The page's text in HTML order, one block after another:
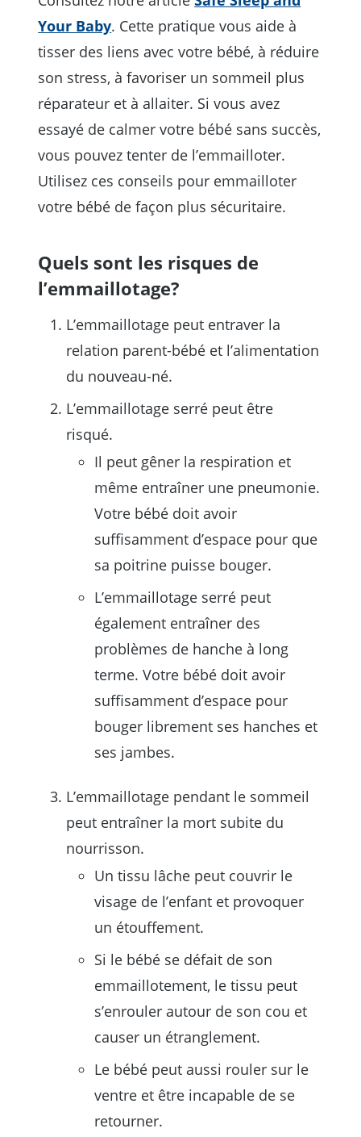
Your Baby. Cette pratique vous aide à
tisser des liens avec votre bébé, à réduire
son stress, à favoriser un sommeil plus
réparateur et à allaiter. Si vous avez
essayé de calmer votre bébé sans succès,
vous pouvez tenter de l’emmailloter.
Utilisez ces conseils pour emmailloter
votre bébé de façon plus sécuritaire.
Quels sont les risques de
l’emmaillotage?
L’emmaillotage peut entraver la
relation parent-bébé et l’alimentation
du nouveau-né.
L’emmaillotage serré peut être
risqué.
Il peut gêner la respiration et
même entraîner une pneumonie.
Votre bébé doit avoir
suffisamment d’espace pour que
sa poitrine puisse bouger.
L’emmaillotage serré peut
également entraîner des
problèmes de hanche à long
terme. Votre bébé doit avoir
suffisamment d’espace pour
bouger librement ses hanches et
ses jambes.
L’emmaillotage pendant le sommeil
peut entraîner la mort subite du
nourrisson.
Un tissu lâche peut couvrir le
visage de l’enfant et provoquer
un étouffement.
Si le bébé se défait de son
emmaillotement, le tissu peut
s’enrouler autour de son cou et
causer un étranglement.
Le bébé peut aussi rouler sur le
ventre et être incapable de se
retourner.